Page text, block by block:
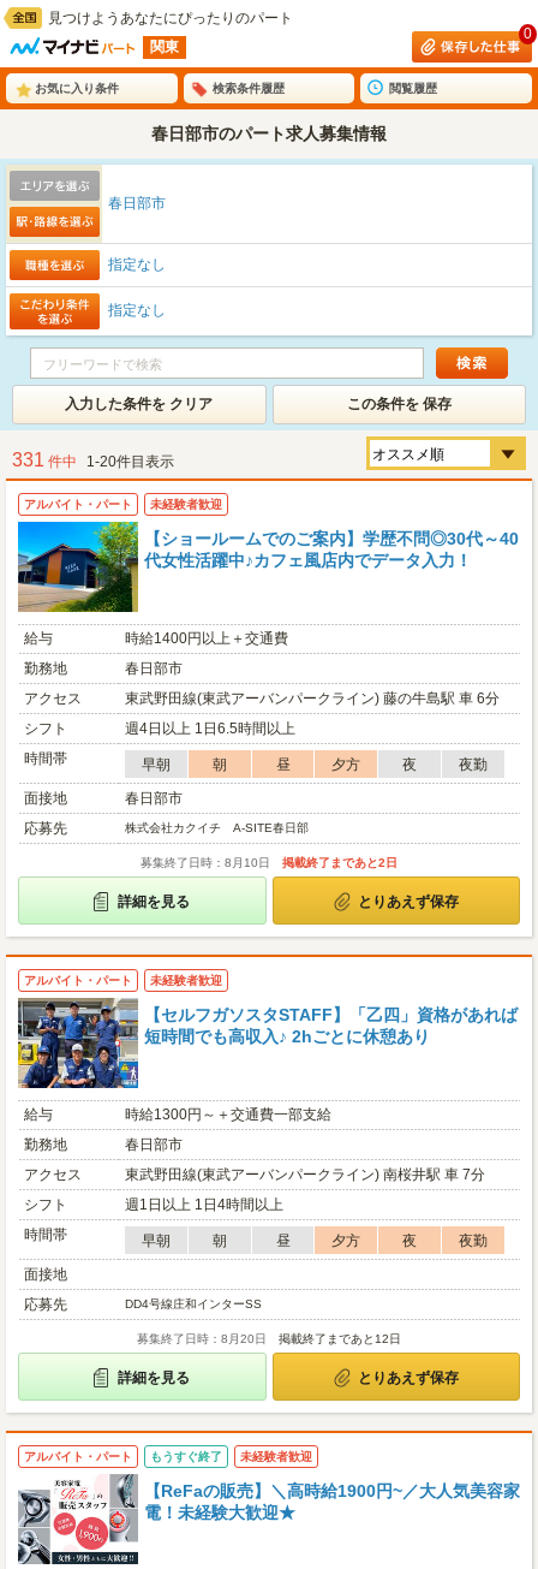
見つけようあなたにぴったりのパート
関東
0
お気に入り条件 検索条件履歴 閲覧履歴
春日部市のパート求人募集情報
春日部市
指定なし
指定なし
入力した条件を クリア この条件を 保存
331 件中 1-20件目表示
アルバイト・パート 未経験者歓迎
【ショールームでのご案内】学歴不問◎30代～40
代女性活躍中♪カフェ風店内でデータ入力！
給与
時給1400円以上＋交通費
勤務地
春日部市
アクセス
東武野田線(東武アーバンパークライン) 藤の牛島駅 車 6分
シフト
週4日以上 1日6.5時間以上
時間帯
早朝 朝 昼 夕方 夜
夜勤
面接地
春日部市
応募先
株式会社カクイチ A-SITE春日部
募集終了日時：8月10日 掲載終了まであと2日
詳細を見る とりあえず保存
アルバイト・パート 未経験者歓迎
【セルフガソスタSTAFF】「乙四」資格があれば
短時間でも高収入♪ 2hごとに休憩あり
給与
時給1300円～＋交通費一部支給
勤務地
春日部市
アクセス
東武野田線(東武アーバンパークライン) 南桜井駅 車 7分
シフト
週1日以上 1日4時間以上
時間帯
早朝 朝 昼 夕方 夜
夜勤
面接地
応募先
DD4号線庄和インターSS
募集終了日時：8月20日 掲載終了まであと12日
詳細を見る とりあえず保存
アルバイト・パート もうすぐ終了 未経験者歓迎
【ReFaの販売】＼高時給1900円~／大人気美容家
電！未経験大歓迎★